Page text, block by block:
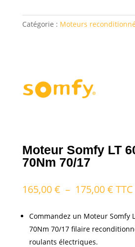
Catégorie : Moteurs
Moteur Somfy LT
70Nm 70/17
165,00€ – 175,00€Plage
prix :
à
TTC
Commandez un Moteur Somfy
70Nm 70/17 filaire
roulants électriques.